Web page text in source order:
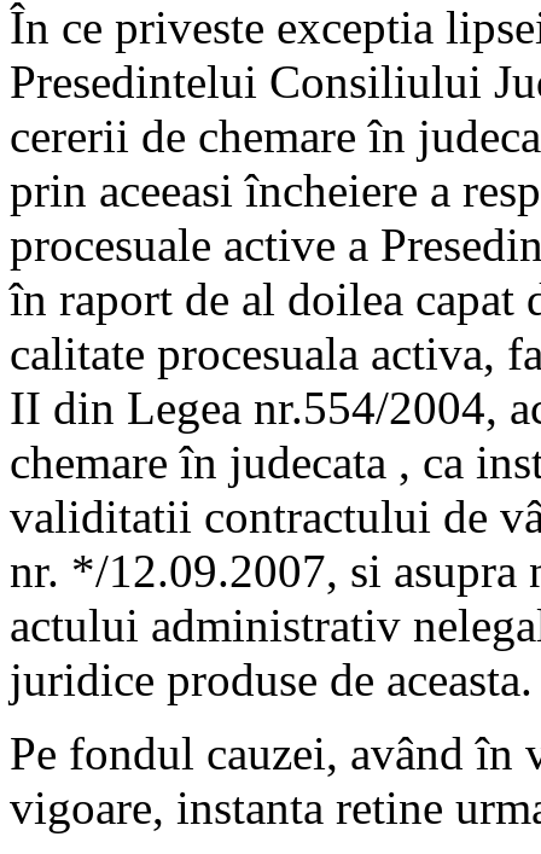
În ce priveste exceptia
Presedintelui Consiliului
cererii de chemare în
prin aceeasi încheiere a
procesuale active a
în raport de al doilea capat
calitate procesuala activa,
II din Legea nr.554/2004,
chemare în judecata , ca
validitatii contractului de
nr. */12.09.2007, si
actului administrativ
juridice produse de aceasta.
Pe fondul cauzei, având în
vigoare, instanta retine